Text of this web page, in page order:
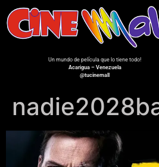
Un mundo de película que lo tiene todo!
Acarigua – Venezuela
@tucinemall